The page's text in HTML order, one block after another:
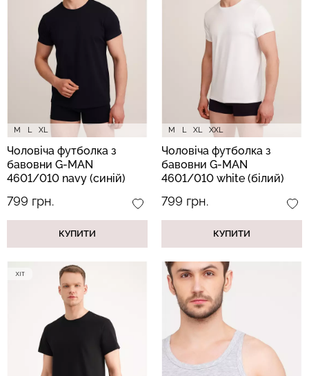
M L XL
Чоловіча футболка з
бавовни G-MAN
4601/010 navy (синій)
799 грн.
КУПИТИ
M L XL XXL
Чоловіча футболка з
бавовни G-MAN
4601/010 white (білий)
799 грн.
КУПИТИ